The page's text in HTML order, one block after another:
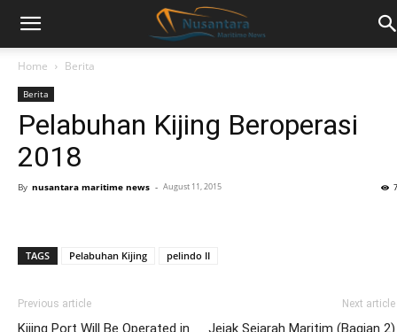
Home Berita
Berita
Pelabuhan Kijing Beroperasi
2018
By nusantara maritime news - August 11, 2015
TAGS Pelabuhan Kijing pelindo II
Previous article
Kijing Port Will Be Operated in
Next article
Jejak Sejarah Maritim (Bagian 2)